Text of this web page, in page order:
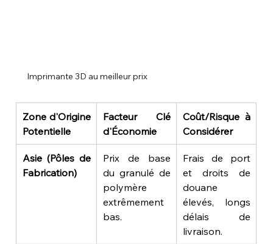
Imprimante 3D au meilleur prix
Zone d'Origine
Potentielle
Facteur Clé
d'Économie
Coût/Risque à
Considérer
Asie (Pôles de
Fabrication)
Prix de base
du granulé de
polymère
extrêmement
bas.
Frais de port
et droits de
douane
élevés, longs
délais de
livraison.